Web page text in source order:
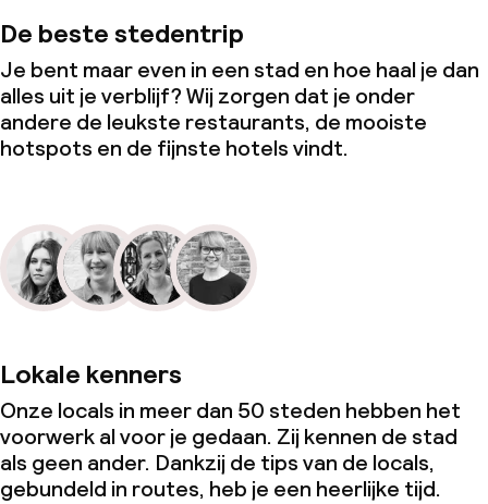
De beste stedentrip
Je bent maar even in een stad en hoe haal je dan
alles uit je verblijf? Wij zorgen dat je onder
andere de leukste restaurants, de mooiste
hotspots en de fijnste hotels vindt.
Lokale kenners
Onze locals in meer dan 50 steden hebben het
voorwerk al voor je gedaan. Zij kennen de stad
als geen ander. Dankzij de tips van de locals,
gebundeld in routes, heb je een heerlijke tijd.